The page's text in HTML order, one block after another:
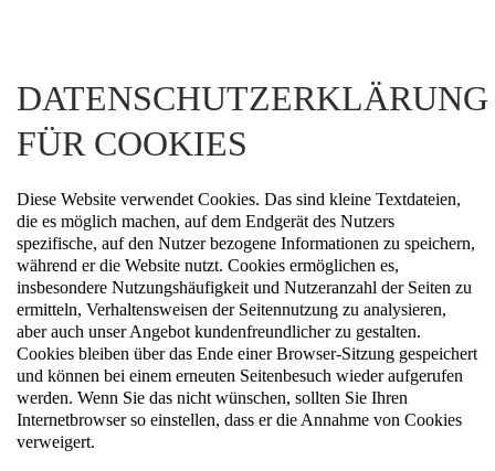
DATENSCHUTZERKLÄRUNG
FÜR COOKIES
Diese Website verwendet Cookies. Das sind kleine Textdateien,
die es möglich machen, auf dem Endgerät des Nutzers
spezifische, auf den Nutzer bezogene Informationen zu speichern,
während er die Website nutzt. Cookies ermöglichen es,
insbesondere Nutzungshäufigkeit und Nutzeranzahl der Seiten zu
ermitteln, Verhaltensweisen der Seitennutzung zu analysieren,
aber auch unser Angebot kundenfreundlicher zu gestalten.
Cookies bleiben über das Ende einer Browser-Sitzung gespeichert
und können bei einem erneuten Seitenbesuch wieder aufgerufen
werden. Wenn Sie das nicht wünschen, sollten Sie Ihren
Internetbrowser so einstellen, dass er die Annahme von Cookies
verweigert.